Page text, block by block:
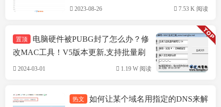
2023-08-26 7.53 K 阅读
置顶
电脑硬件被PUBG封了怎么办？修
改MAC工具！V5版本更新,支持批量刷
机,支持INTEL&瑞立网卡
2024-03-01 1.19 W 阅读
技术方案
热文
如何让某个域名用指定的DNS来解